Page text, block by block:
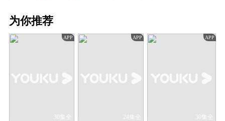
为你推荐
APP
30集全
APP
24集全
APP
30集全